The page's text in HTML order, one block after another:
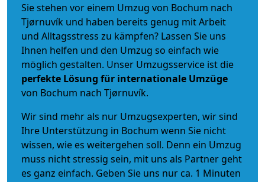
Sie stehen vor einem Umzug von Bochum nach
Tjørnuvík und haben bereits genug mit Arbeit
und Alltagsstress zu kämpfen? Lassen Sie uns
Ihnen helfen und den Umzug so einfach wie
möglich gestalten. Unser Umzugsservice ist die
perfekte Lösung für internationale Umzüge
von Bochum nach Tjørnuvík.
Wir sind mehr als nur Umzugsexperten, wir sind
Ihre Unterstützung in Bochum wenn Sie nicht
wissen, wie es weitergehen soll. Denn ein Umzug
muss nicht stressig sein, mit uns als Partner geht
es ganz einfach. Geben Sie uns nur ca. 1 Minuten